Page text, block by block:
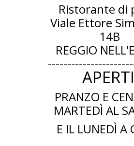
Ristorante di
Viale Ettore
14B
REGGIO
APERTI
PRANZO E
MARTEDÌ AL
E IL LUNEDÌ A